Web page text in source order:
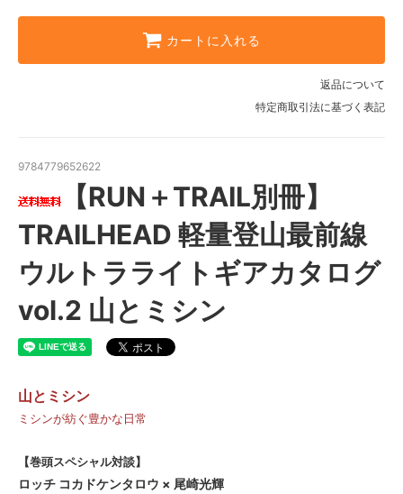
カートに入れる
返品について
特定商取引法に基づく表記
9784779652622
【RUN＋TRAIL別冊】
TRAILHEAD 軽量登山最前線
ウルトラライトギアカタログ
vol.2 山とミシン
山とミシン
ミシンが紡ぐ豊かな日常
【巻頭スペシャル対談】
ロッチ コカドケンタロウ × 尾崎光輝